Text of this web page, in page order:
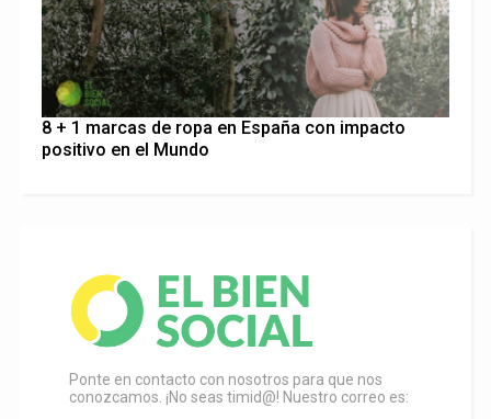
8 + 1 marcas de ropa en España con impacto
positivo en el Mundo
Ponte en contacto con nosotros para que nos
conozcamos. ¡No seas timid@! Nuestro correo es: